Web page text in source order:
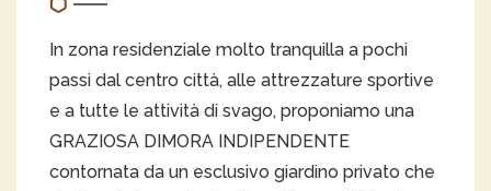
In zona residenziale molto tranquilla a pochi
passi dal centro città, alle attrezzature sportive
e a tutte le attività di svago, proponiamo una
GRAZIOSA DIMORA INDIPENDENTE
contornata da un esclusivo giardino privato che